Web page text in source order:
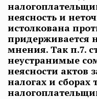
неясность и
истолкована
придерживается
мнения. Так п.7.
неустранимые
неясности актов
налогах и сборах